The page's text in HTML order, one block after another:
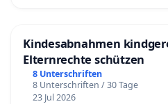
Kindesabnahmen
Elternrechte schützen
8 Unterschriften
8 Unterschriften / 30 Tage
23 Jul 2026